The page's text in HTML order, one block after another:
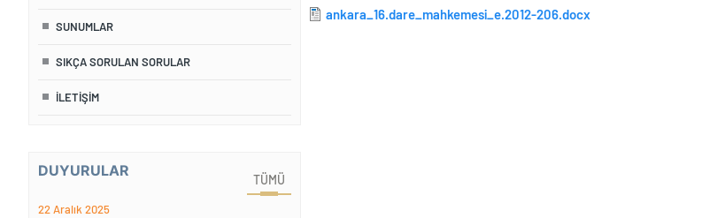
SUNUMLAR
SIKÇA SORULAN SORULAR
İLETIŞIM
DUYURULAR
TÜMÜ
22 Aralık 2025
ankara_16.dare_mahkemesi_e.2012-206.docx